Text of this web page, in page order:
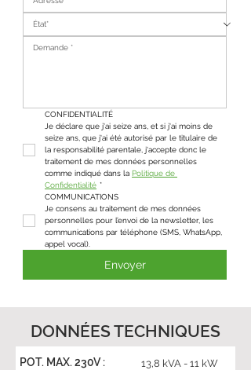
CONFIDENTIALITÉ
Je déclare que j'ai seize ans, et si j'ai moins de
seize ans, que j'ai été autorisé par le titulaire de
la responsabilité parentale, j'accepte donc le
traitement de mes données personnelles
comme indiqué dans la Politique de
Confidentialité *
COMMUNICATIONS
Je consens au traitement de mes données
personnelles pour l’envoi de la newsletter, les
communications par téléphone (SMS, WhatsApp,
appel vocal).
Envoyer
DONNÉES TECHNIQUES
POT. MAX. 230V : 13,8 kVA - 11 kW